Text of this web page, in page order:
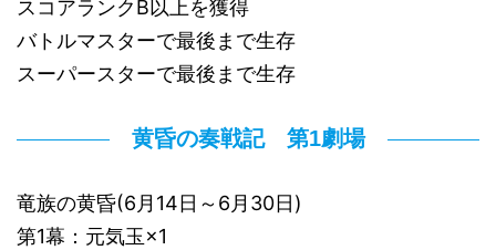
スコアランクB以上を獲得
バトルマスターで最後まで生存
スーパースターで最後まで生存
黄昏の奏戦記 第1劇場
竜族の黄昏(6月14日～6月30日)
第1幕：元気玉×1